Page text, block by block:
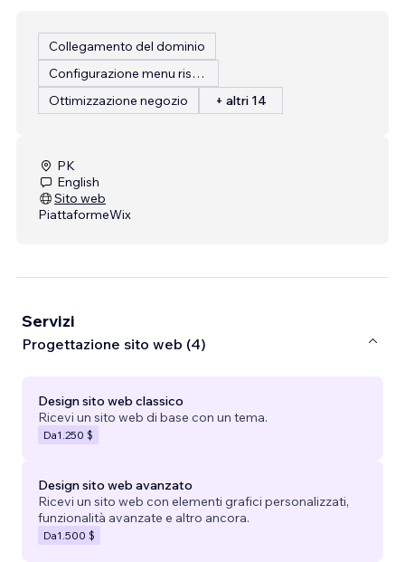
Collegamento del dominio
Configurazione menu ristorante
Ottimizzazione negozio
+ altri 14
PK
English
Sito web
PiattaformeWix
Servizi
Progettazione sito web (4)
Design sito web classico
Ricevi un sito web di base con un tema.
Da1.250 $
Design sito web avanzato
Ricevi un sito web con elementi grafici personalizzati,
funzionalità avanzate e altro ancora.
Da1.500 $